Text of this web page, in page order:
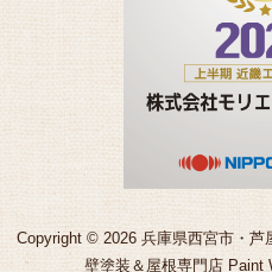
Copyright © 2026 兵庫県西宮市・芦
壁塗装＆屋根専門店 Paint